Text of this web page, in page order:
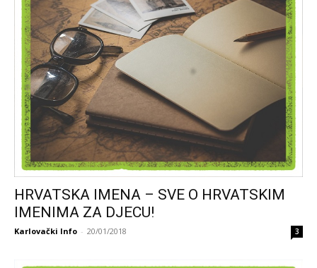
HRVATSKA IMENA – SVE O HRVATSKIM
IMENIMA ZA DJECU!
Karlovački Info - 20/01/2018 3